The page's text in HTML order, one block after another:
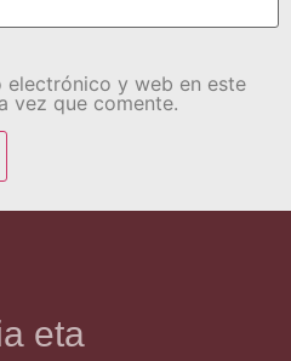
electrónico y web en este
vez que comente.
eta